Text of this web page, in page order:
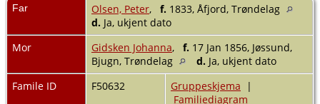
Far Olsen, Peter, f. 1833, Åfjord, Trøndelag
d. Ja, ukjent dato
Mor
Gidsken Johanna, f. 17 Jan 1856, Jøssund,
Bjugn, Trøndelag
d. Ja, ukjent dato
Famile ID
F50632 Gruppeskjema |
Familiediagram